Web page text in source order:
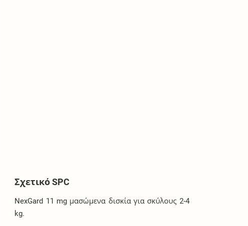
Σχετικό SPC
NexGard 11 mg μασώμενα δισκία για σκύλους 2-4
kg.